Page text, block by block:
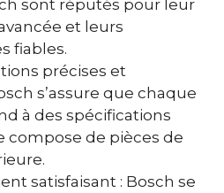
sont réputés pour leur
et leurs
fiables.
précises et
s’assure que chaque
à des spécifications
compose de pièces de
satisfaisant : Bosch se